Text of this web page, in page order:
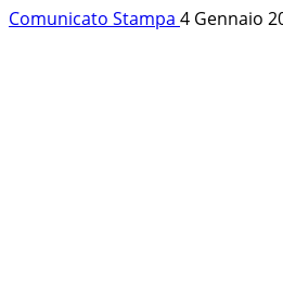
Comunicato Stampa 4 Gennaio